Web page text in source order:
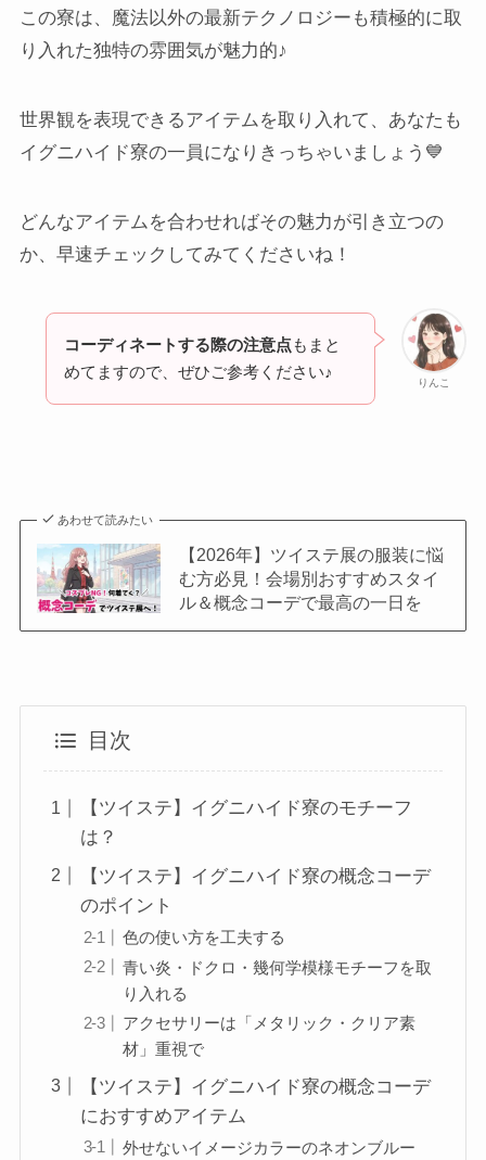
この寮は、魔法以外の最新テクノロジーも積極的に取
り入れた独特の雰囲気が魅力的♪
世界観を表現できるアイテムを取り入れて、あなたも
イグニハイド寮の一員になりきっちゃいましょう💙
どんなアイテムを合わせればその魅力が引き立つの
か、早速チェックしてみてくださいね！
りんこ
コーディネートする際の注意点 もまと
めてますので、ぜひご参考ください♪
あわせて読みたい
【2026年】ツイステ展の服装に悩
む方必見！会場別おすすめスタイ
ル＆概念コーデで最高の一日を
目次
【ツイステ】イグニハイド寮のモチーフ
は？
【ツイステ】イグニハイド寮の概念コーデ
のポイント
色の使い方を工夫する
青い炎・ドクロ・幾何学模様モチーフを取
り入れる
アクセサリーは「メタリック・クリア素
材」重視で
【ツイステ】イグニハイド寮の概念コーデ
におすすめアイテム
外せないイメージカラーのネオンブルー